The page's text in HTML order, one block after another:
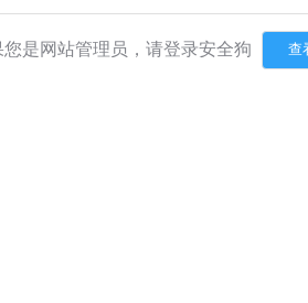
您是网站管理员，请登录安全狗